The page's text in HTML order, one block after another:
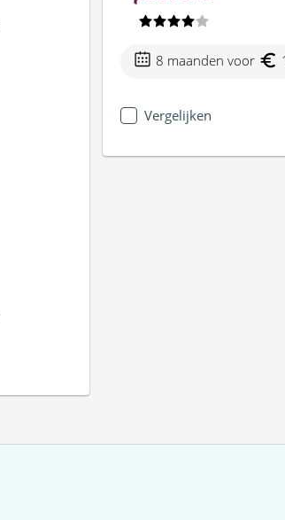
8 maanden voor
Vergelijken